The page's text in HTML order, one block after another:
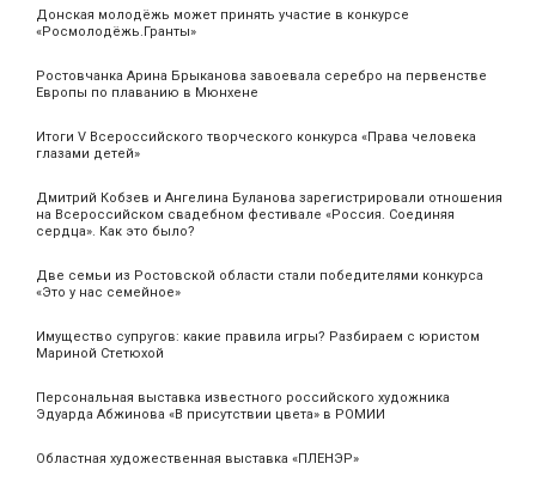
Донская молодёжь может принять участие в конкурсе
«Росмолодёжь.Гранты»
Ростовчанка Арина Брыканова завоевала серебро на первенстве
Европы по плаванию в Мюнхене
Итоги V Всероссийского творческого конкурса «Права человека
глазами детей»
Дмитрий Кобзев и Ангелина Буланова зарегистрировали отношения
на Всероссийском свадебном фестивале «Россия. Соединяя
сердца». Как это было?
Две семьи из Ростовской области стали победителями конкурса
«Это у нас семейное»
Имущество супругов: какие правила игры? Разбираем с юристом
Мариной Стетюхой
Персональная выставка известного российского художника
Эдуарда Абжинова «В присутствии цвета» в РОМИИ
Областная художественная выставка «ПЛЕНЭР»